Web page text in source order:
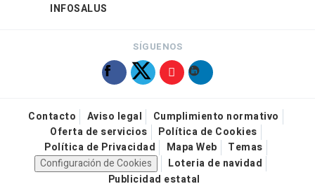
INFOSALUS
SÍGUENOS
Contacto Aviso legal
Cumplimiento normativo
Oferta de servicios
Política de Cookies
Política de Privacidad
Mapa Web
Temas
Configuración de Cookies
Loteria de navidad
Publicidad estatal